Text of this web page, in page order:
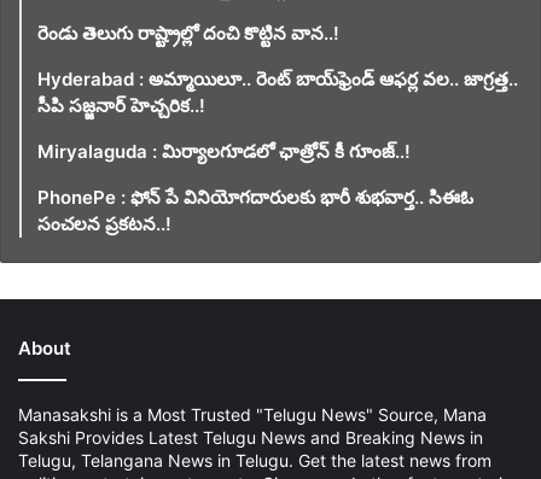
రెండు తెలుగు రాష్ట్రాల్లో దంచి కొట్టిన వాన..!
Hyderabad : అమ్మాయిలూ.. రెంట్ బాయ్‌ఫ్రెండ్ ఆఫర్ల వల.. జాగ్రత్త..
సీపి సజ్జనార్ హెచ్చరిక..!
Miryalaguda : మిర్యాలగూడలో ఛాత్రోన్ కీ గూంజ్..!
PhonePe : ఫోన్ పే వినియోగదారులకు భారీ శుభవార్త.. సిఈఓ
సంచలన ప్రకటన..!
About
Manasakshi is a Most Trusted "Telugu News" Source, Mana
Sakshi Provides Latest Telugu News and Breaking News in
Telugu, Telangana News in Telugu. Get the latest news from